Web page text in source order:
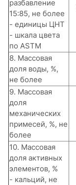
разбавление
15:85, не более
- единицы ЦНТ
- шкала цвета
по ASTM
8. Массовая
доля воды, %,
не более
9. Массовая
доля
механических
примесей, %, не
более
10. Массовая
доля активных
элементов, %
- кальций, не